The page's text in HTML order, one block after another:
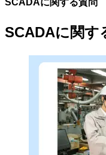
SCADAに関する質問
SCADAに関す